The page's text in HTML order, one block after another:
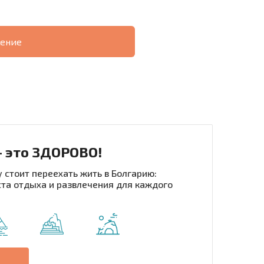
| Нажимая кнопку, вы разрешаете
Отправить сообщение
это ЗДОРОВО!
переехать жить в Болгарию:
отдыха и развлечения для каждого